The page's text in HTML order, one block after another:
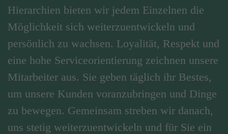
Hierarchien bieten wir jedem Einzelnen die
Möglichkeit sich weiterzuentwickeln und
persönlich zu wachsen. Loyalität, Respekt und
eine hohe Serviceorientierung zeichnen unsere
Mitarbeiter aus. Sie geben täglich ihr Bestes,
um unsere Kunden voranzubringen und Dinge
zu bewegen. Gemeinsam streben wir danach,
uns stetig weiterzuentwickeln und für Sie ein